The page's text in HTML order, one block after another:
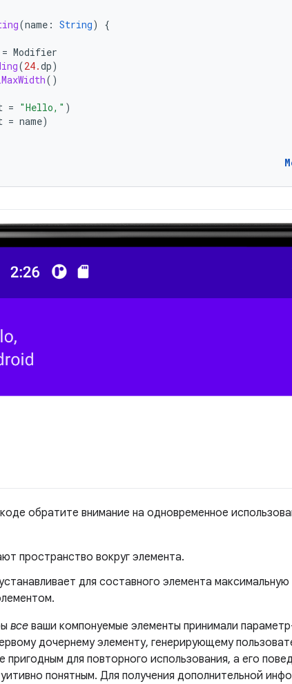
(name : String)
{
= Modifier
(24.dp)
()
= "Hello," )
= name)
обратите внимание на одновременное
пространство вокруг элемента.
для составного элемента
все ваши компонуемые элементы принимали
дочернему элементу, генерирующему
пригодным для повторного использования, а его
понятным. Для получения дополнительной